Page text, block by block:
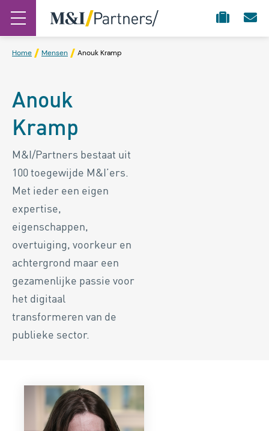
Home Mensen Anouk Kramp
Anouk
Kramp
M&I/Partners bestaat uit
100 toegewijde M&I’ers.
Met ieder een eigen
expertise,
eigenschappen,
overtuiging, voorkeur en
achtergrond maar een
gezamenlijke passie voor
het digitaal
transformeren van de
publieke sector.